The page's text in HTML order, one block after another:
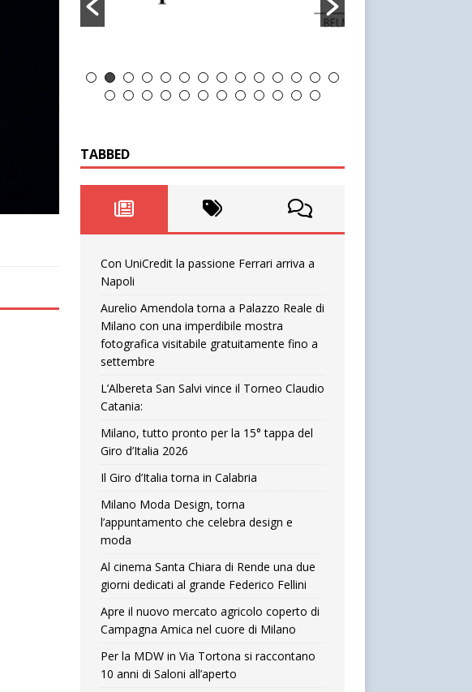
TABBED
Con UniCredit la passione Ferrari arriva a
Napoli
Aurelio Amendola torna a Palazzo Reale di
Milano con una imperdibile mostra
fotografica visitabile gratuitamente fino a
settembre
L’Albereta San Salvi vince il Torneo Claudio
Catania:
Milano, tutto pronto per la 15° tappa del
Giro d’Italia 2026
Il Giro d’Italia torna in Calabria
Milano Moda Design, torna
l’appuntamento che celebra design e
moda
Al cinema Santa Chiara di Rende una due
giorni dedicati al grande Federico Fellini
Apre il nuovo mercato agricolo coperto di
Campagna Amica nel cuore di Milano
Per la MDW in Via Tortona si raccontano
10 anni di Saloni all’aperto